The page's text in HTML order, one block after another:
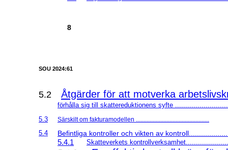
8
SOU 2024:61
5.2 Åtgärder för att motverka
förhålla sig till skattereduktionens syfte
5.3
Särskilt om fakturamodellen ................................................
5.4 Befintliga kontroller och vikten av
5.4.1 Skatteverkets